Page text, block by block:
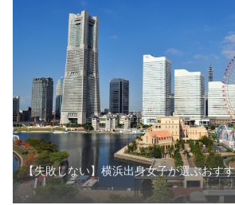
【失敗しない】横浜出身女子が選ぶおす